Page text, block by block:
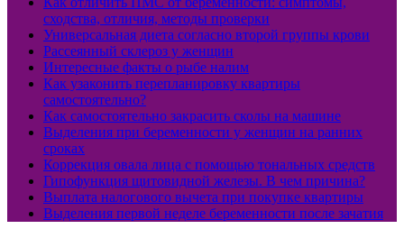
сходства, отличия, методы проверки
Универсальная диета согласно второй группы крови
Рассеянный склероз у женщин
Интересные факты о рыбе налим
Как узаконить перепланировку квартиры
самостоятельно?
Как самостоятельно закрасить сколы на машине
Выделения при беременности у женщин на ранних
сроках
Коррекция овала лица с помощью тональных средств
Гипофункция щитовидной железы. В чем причина?
Выплата налогового вычета при покупке квартиры
Выделения первой неделе беременности после зачатия